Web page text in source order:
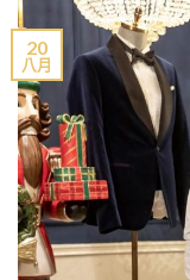
20
八月